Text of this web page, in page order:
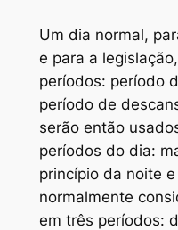
Um dia normal,
e para a
períodos: período
período de
serão então
períodos do dia:
princípio da noite
normalmente
em três períodos: